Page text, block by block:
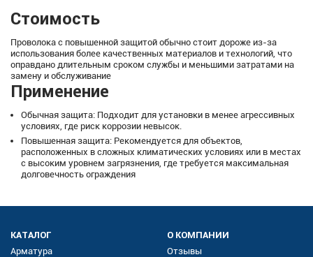
Стоимость
Проволока с повышенной защитой обычно стоит дороже из-за
использования более качественных материалов и технологий, что
оправдано длительным сроком службы и меньшими затратами на
замену и обслуживание
Применение
Обычная защита: Подходит для установки в менее агрессивных
условиях, где риск коррозии невысок.
Повышенная защита: Рекомендуется для объектов,
расположенных в сложных климатических условиях или в местах
с высоким уровнем загрязнения, где требуется максимальная
долговечность ограждения
КАТАЛОГ
Арматура
О КОМПАНИИ
Отзывы